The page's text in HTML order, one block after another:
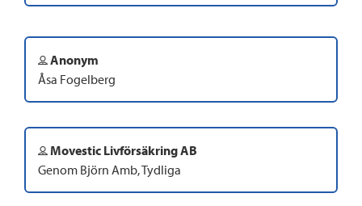
Anonym
Åsa Fogelberg
Movestic Livförsäkring AB
Genom Björn Amb, Tydliga